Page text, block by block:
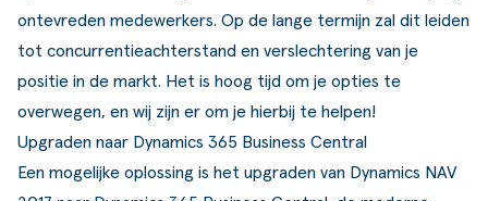
partners
doelen
ontevreden medewerkers. Op de lange termijn zal dit leiden
tot concurrentieachterstand en verslechtering van je
positie in de markt. Het is hoog tijd om je opties te
overwegen, en wij zijn er om je hierbij te helpen!
Upgraden naar Dynamics 365 Business Central
Een mogelijke oplossing is het upgraden van Dynamics NAV